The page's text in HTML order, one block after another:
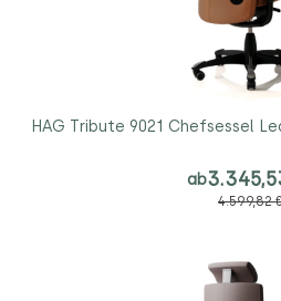
HAG Tribute 9021 Chefsessel
ab
4.599,82